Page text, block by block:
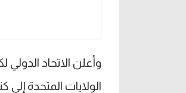
وأعلن الاتحاد
الولايات المتحدة